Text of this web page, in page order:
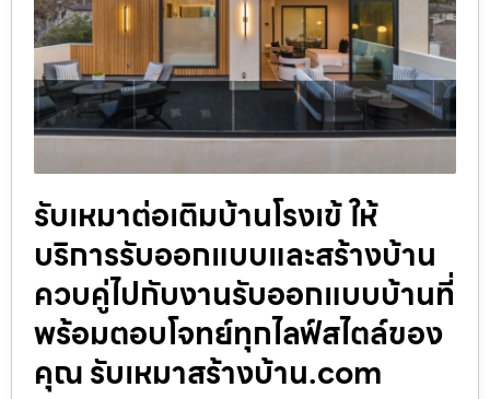
รับเหมาต่อเติมบ้านโรงเข้ ให้
บริการรับออกแบบและสร้างบ้าน
ควบคู่ไปกับงานรับออกแบบบ้านที่
พร้อมตอบโจทย์ทุกไลฟ์สไตล์ของ
คุณ รับเหมาสร้างบ้าน.com